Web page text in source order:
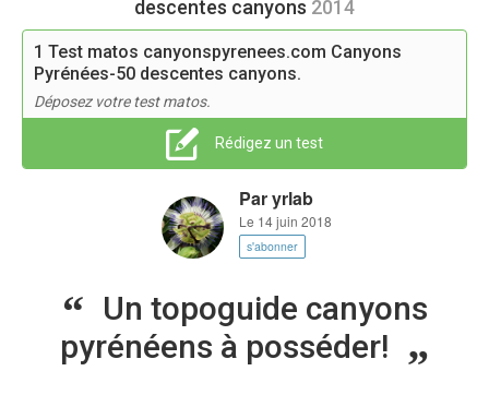
descentes canyons 2014
1 Test matos canyonspyrenees.com Canyons
Pyrénées-50 descentes canyons.
Déposez votre test matos.
Rédigez un test
Paryrlab
Le 14 juin 2018
s'abonner
Un topoguide canyons
pyrénéens à posséder!